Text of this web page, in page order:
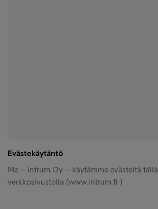
Evästekäytäntö
Me – Intrum Oy – käytämme evästeitä tällä
verkkosivustolla (www.intrum.fi )